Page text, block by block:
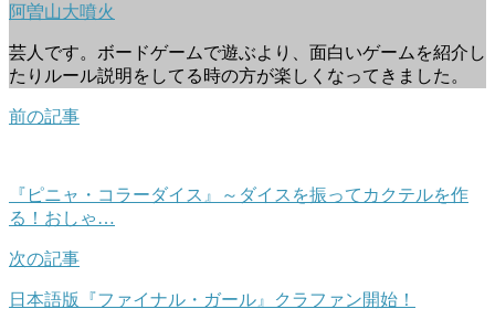
阿曽山大噴火
芸人です。ボードゲームで遊ぶより、面白いゲームを紹介し
たりルール説明をしてる時の方が楽しくなってきました。
前の記事
『ピニャ・コラーダイス』～ダイスを振ってカクテルを作
る！おしゃ…
次の記事
日本語版『ファイナル・ガール』クラファン開始！